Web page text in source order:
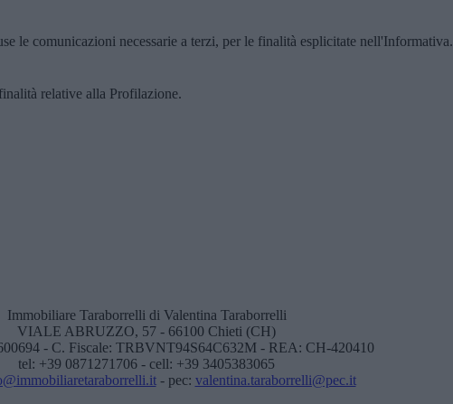
le comunicazioni necessarie a terzi, per le finalità esplicitate nell'Informativa.
relative alla Profilazione.
Immobiliare Taraborrelli di Valentina Taraborrelli
VIALE ABRUZZO, 57 - 66100 Chieti (CH)
- C. Fiscale: TRBVNT94S64C632M - REA: CH-420410
tel: +39 0871271706 - cell: +39 3405383065
- pec: valentina.taraborrelli@pec.it